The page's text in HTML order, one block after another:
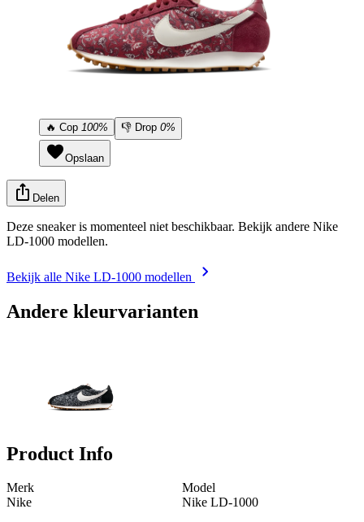
🔥 Cop 100% 👎 Drop 0%
Opslaan
Delen
Deze sneaker is momenteel niet beschikbaar. Bekijk andere Nike
LD-1000 modellen.
Bekijk alle Nike LD-1000 modellen
Andere kleurvarianten
Product Info
Merk
Nike
Model
Nike LD-1000